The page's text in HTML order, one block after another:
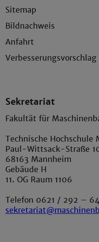
Sitemap
Bildnachweis
Anfahrt
Sekretariat
Fakultät für
Technische Hochschule
Paul-Wittsack-Straße
68163 Mannheim
Gebäude H
11. OG Raum 1106
Telefon 0621 / 292 –